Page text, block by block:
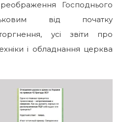
Господнього
від початку
усі звіти про
і обладнання церква